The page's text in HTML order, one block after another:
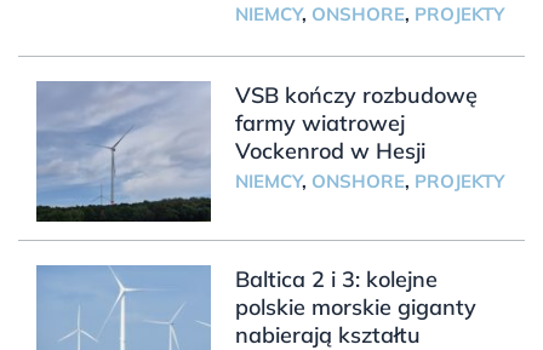
NIEMCY, ONSHORE, PROJEKTY
VSB kończy rozbudowę
farmy wiatrowej
Vockenrod w Hesji
NIEMCY, ONSHORE, PROJEKTY
Baltica 2 i 3: kolejne
polskie morskie giganty
nabierają kształtu